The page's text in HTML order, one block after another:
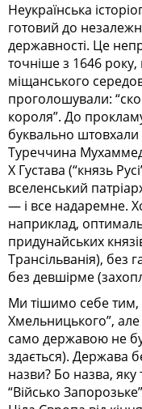
Неукраїнська
готовий до
державності. Це
точніше з 1646 року,
міщанського
проголошували:
короля”. До
буквально
Туреччина
X Густава (“князь
вселенський
— і все надаремне.
наприклад,
придунайських
Трансільванія), без
без девшірме
Ми тішимо себе
Хмельницького”,
само державою не
здається). Держава
назви? Бо назва,
“Військо